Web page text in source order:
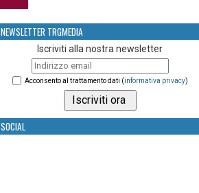
NEWSLETTER TRGMEDIA
Iscriviti alla nostra newsletter
Acconsento al trattamento dati (informativa privacy)
SOCIAL